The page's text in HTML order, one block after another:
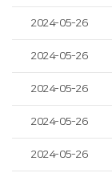
2024-05-26
2024-05-26
2024-05-26
2024-05-26
2024-05-26